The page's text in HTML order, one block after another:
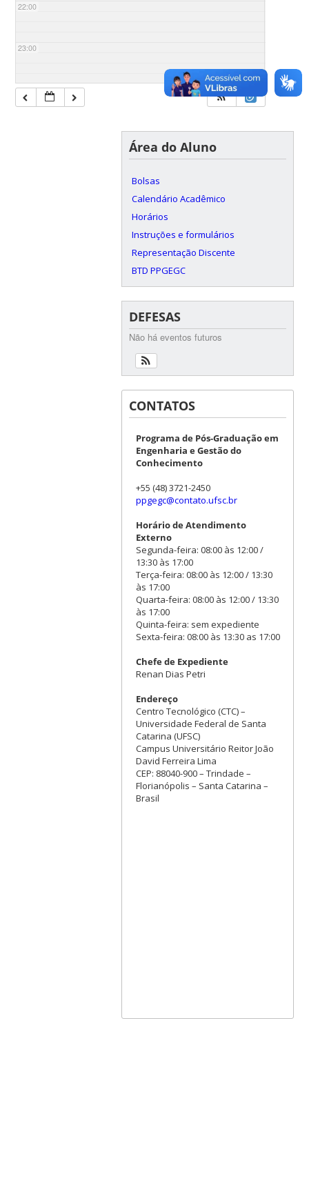
22:00
23:00
Área do Aluno
Bolsas
Calendário Acadêmico
Horários
Instruções e formulários
Representação Discente
BTD PPGEGC
DEFESAS
Não há eventos futuros
CONTATOS
Programa de Pós-Graduação em
Engenharia e Gestão do
Conhecimento
+55 (48) 3721-2450
ppgegc@contato.ufsc.br
Horário de Atendimento
Externo
Segunda-feira: 08:00 às 12:00 /
13:30 às 17:00
Terça-feira: 08:00 às 12:00 / 13:30
às 17:00
Quarta-feira: 08:00 às 12:00 / 13:30
às 17:00
Quinta-feira: sem expediente
Sexta-feira: 08:00 às 13:30 as 17:00
Chefe de Expediente
Renan Dias Petri
Endereço
Centro Tecnológico (CTC) –
Universidade Federal de Santa
Catarina (UFSC)
Campus Universitário Reitor João
David Ferreira Lima
CEP: 88040-900 – Trindade –
Florianópolis – Santa Catarina –
Brasil